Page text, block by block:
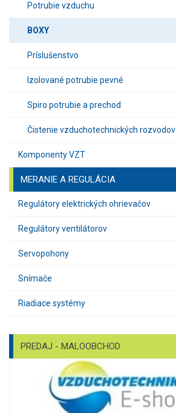
Potrubie vzduchu
BOXY
Príslušenstvo
Izolované potrubie pevné
Spiro potrubie a prechod
Čistenie vzduchotechnických rozvodov
Komponenty VZT
MERANIE A REGULÁCIA
Regulátory elektrických ohrievačov
Regulátory ventilátorov
Servopohony
Snímače
Riadiace systémy
PREDAJ - MALOOBCHOD